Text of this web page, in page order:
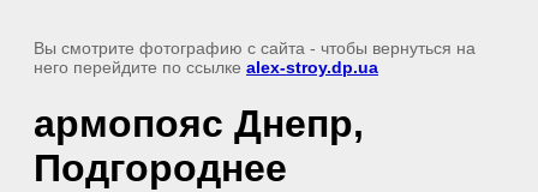
Вы смотрите фотографию с сайта - чтобы вернуться на
него перейдите по ссылке alex-stroy.dp.ua
армопояс Днепр,
Подгороднее